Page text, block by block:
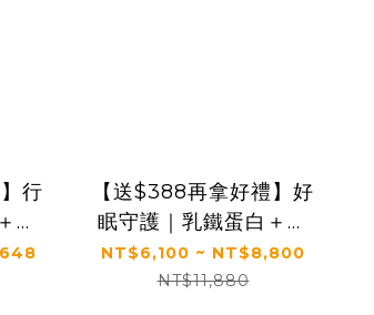
行
健
太
生
【送$388再拿好禮】好
眠守護｜乳鐵蛋白＋初
乳＋益生菌｜✅正品保
證｜【太陽星】全效克
NT$6,100 ~ NT$8,800
NT$11,880